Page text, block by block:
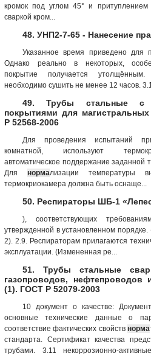
кромок под углом 45° и
сваркой кром...
48. УНП2-7-65 - Нанесение
Указанное время приведено для
Однако реально в некоторых,
покрытие получается
необходимо сушить не менее 12 часов.
49. Трубы стальные с
покрытиями для
Р 52568-2006
Для проведения испытаний
комнатной, используют
автоматическое поддержание заданной
Для нормализации температуры
термокриокамера должна быть оснаще...
50. Респираторы ШБ-1
), соответствующих
утвержденной в установленном
2). 2.9. Респираторам прилагаются
эксплуатации. (Измененная ре...
51. Трубы стальные
газопроводов, нефтепроводов
(1). ГОСТ Р 52079-2003
10 документ о качестве:
основные технические данные о
соответствие фактических свойствнорма
стандарта. Сертификат качества
трубами. 3.11 некоррозионно-